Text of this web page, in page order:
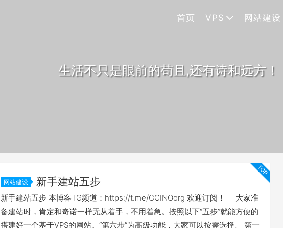
首页 VPS 网站建设
生活不只是眼前的苟且,还有诗和远方！
网站建设 新手建站五步
新手建站五步 本博客TG频道：https://t.me/CCINOorg 欢迎订阅！ 大家准
备建站时，肯定和奇诺一样无从着手，不用着急。按照以下“五步”就能方便的
搭建好一个基于VPS的网站。“第六步”为高级功能，大家可以按需选择。 第一